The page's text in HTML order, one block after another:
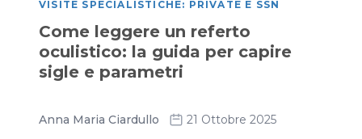
VISITE SPECIALISTICHE: PRIVATE E SSN
Come leggere un referto
oculistico: la guida per capire
sigle e parametri
Anna Maria Ciardullo 21 Ottobre 2025